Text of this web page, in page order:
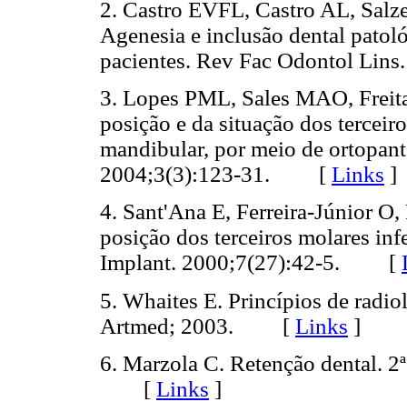
2. Castro EVFL, Castro AL,
Agenesia e inclusão dental
pacientes. Rev Fac Odontol
3. Lopes PML, Sales MAO,
posição e da situação dos
mandibular, por meio de
2004;3(3):123-31. [ Links ]
4. Sant'Ana E, Ferreira-Júnior
posição dos terceiros molares
Implant. 2000;7(27):42-5. [
5. Whaites E. Princípios de
Artmed; 2003. [ Links ]
6. Marzola C. Retenção dental.
[ Links ]